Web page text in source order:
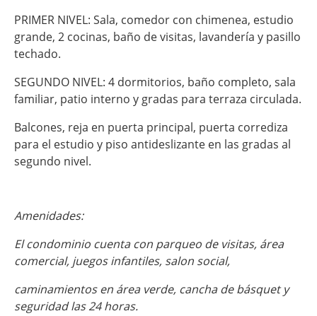
PRIMER NIVEL: Sala, comedor con chimenea, estudio
grande, 2 cocinas, baño de visitas, lavandería y pasillo
techado.
SEGUNDO NIVEL: 4 dormitorios, baño completo, sala
familiar, patio interno y gradas para terraza circulada.
Balcones, reja en puerta principal, puerta corrediza
para el estudio y piso antideslizante en las gradas al
segundo nivel.
Amenidades:
El condominio cuenta con parqueo de visitas, área
comercial, juegos infantiles, salon social,
caminamientos en área verde, cancha de básquet y
seguridad las 24 horas.